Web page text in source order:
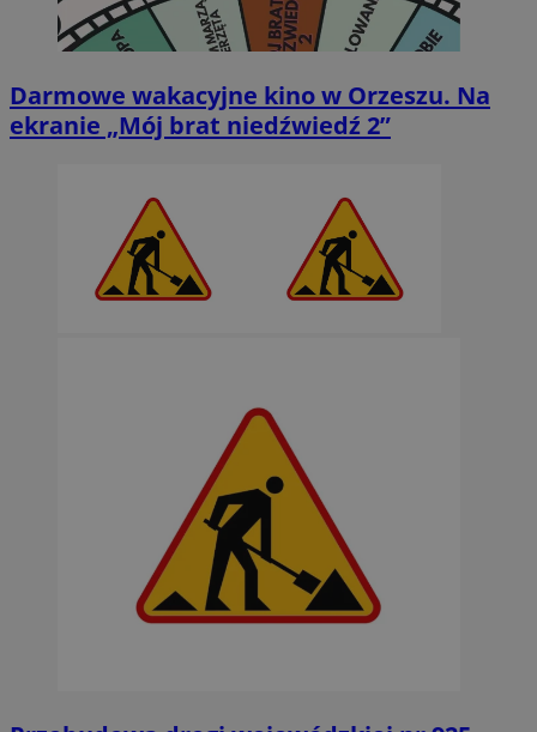
Darmowe wakacyjne kino w Orzeszu. Na
ekranie „Mój brat niedźwiedź 2”